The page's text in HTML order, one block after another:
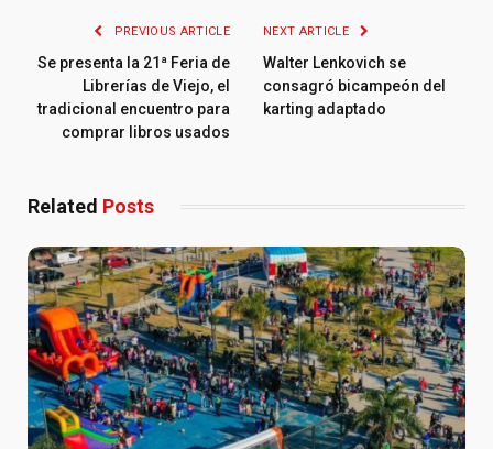
PREVIOUS ARTICLE
Se presenta la 21ª Feria de
Librerías de Viejo, el
tradicional encuentro para
comprar libros usados
NEXT ARTICLE
Walter Lenkovich se
consagró bicampeón del
karting adaptado
Related Posts